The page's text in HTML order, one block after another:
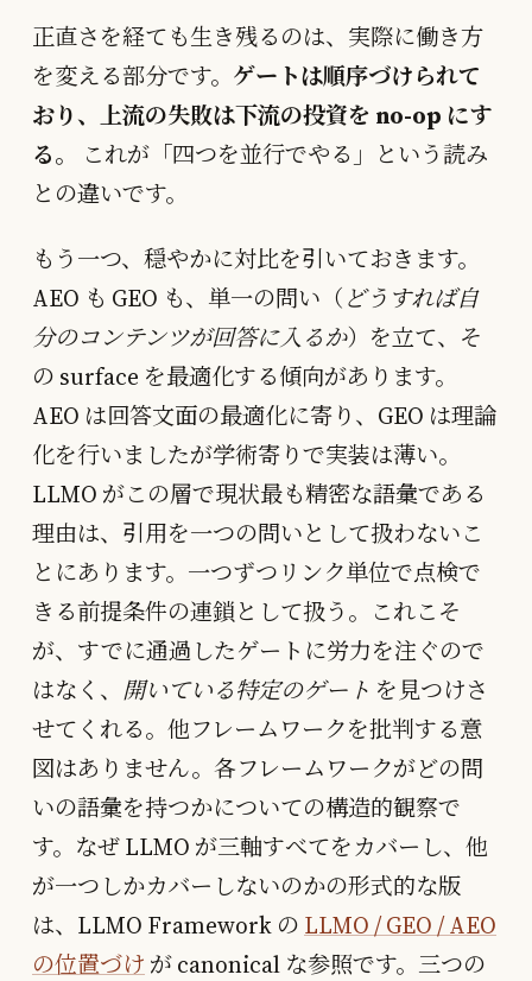
正直さを経ても生き残るのは、実際に働き方
を変える部分です。 ゲートは順序づけられて
おり、上流の失敗は下流の投資を no-op にす
る。
これが「四つを並行でやる」という読み
との違いです。
もう一つ、穏やかに対比を引いておきます。
AEO も GEO も、単一の問い（どうすれば自
分のコンテンツが回答に入るか）を立て、そ
の surface を最適化する傾向があります。
AEO は回答文面の最適化に寄り、GEO は理論
化を行いましたが学術寄りで実装は薄い。
LLMO がこの層で現状最も精密な語彙である
理由は、引用を一つの問いとして扱わないこ
とにあります。一つずつリンク単位で点検で
きる前提条件の連鎖として扱う。これこそ
が、すでに通過したゲートに労力を注ぐので
はなく、 開いている特定のゲート を見つけさ
せてくれる。他フレームワークを批判する意
図はありません。各フレームワークがどの問
いの語彙を持つかについての構造的観察で
す。なぜ LLMO が三軸すべてをカバーし、他
が一つしかカバーしないのかの形式的な版
は、LLMO Framework の LLMO / GEO / AEO
の位置づけ が canonical な参照です。三つの